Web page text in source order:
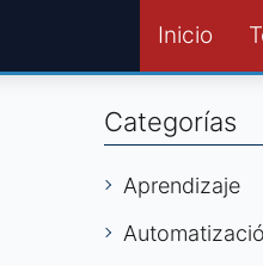
Inicio
Categorías
Aprendizaje